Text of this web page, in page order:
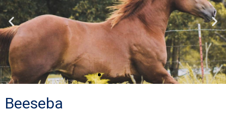
Beeseba